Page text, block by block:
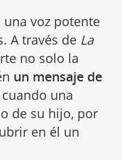
una voz potente
A través de La
no solo la
un mensaje de
una
de su hijo, por
en él un